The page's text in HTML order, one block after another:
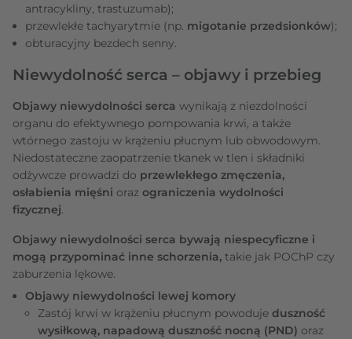
antracykliny, trastuzumab);
przewlekłe tachyarytmie (np. migotanie przedsionków);
obturacyjny bezdech senny.
Niewydolność serca – objawy i przebieg
Objawy niewydolności serca wynikają z niezdolności
organu do efektywnego pompowania krwi, a także
wtórnego zastoju w krążeniu płucnym lub obwodowym.
Niedostateczne zaopatrzenie tkanek w tlen i składniki
odżywcze prowadzi do przewlekłego zmęczenia,
osłabienia mięśni oraz ograniczenia wydolności
fizycznej.
Objawy niewydolności serca bywają niespecyficzne i
mogą przypominać inne schorzenia, takie jak POChP czy
zaburzenia lękowe.
Objawy niewydolności lewej komory
Zastój krwi w krążeniu płucnym powoduje duszność
wysiłkową, napadową duszność nocną (PND) oraz